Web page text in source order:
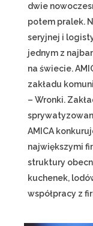
dwie
potem pralek.
seryjnej i
jednym z
na świecie.
zakładu
– Wronki.
AMICA
największymi
struktury
kuchenek,
współpracy z